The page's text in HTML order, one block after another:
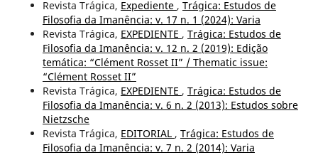
Revista Trágica, Expediente , Trágica: Estudos de
Filosofia da Imanência: v. 17 n. 1 (2024): Varia
Revista Trágica, EXPEDIENTE , Trágica: Estudos de
Filosofia da Imanência: v. 12 n. 2 (2019): Edição
temática: “Clément Rosset II” / Thematic issue:
“Clément Rosset II”
Revista Trágica, EXPEDIENTE , Trágica: Estudos de
Filosofia da Imanência: v. 6 n. 2 (2013): Estudos sobre
Nietzsche
Revista Trágica, EDITORIAL , Trágica: Estudos de
Filosofia da Imanência: v. 7 n. 2 (2014): Varia